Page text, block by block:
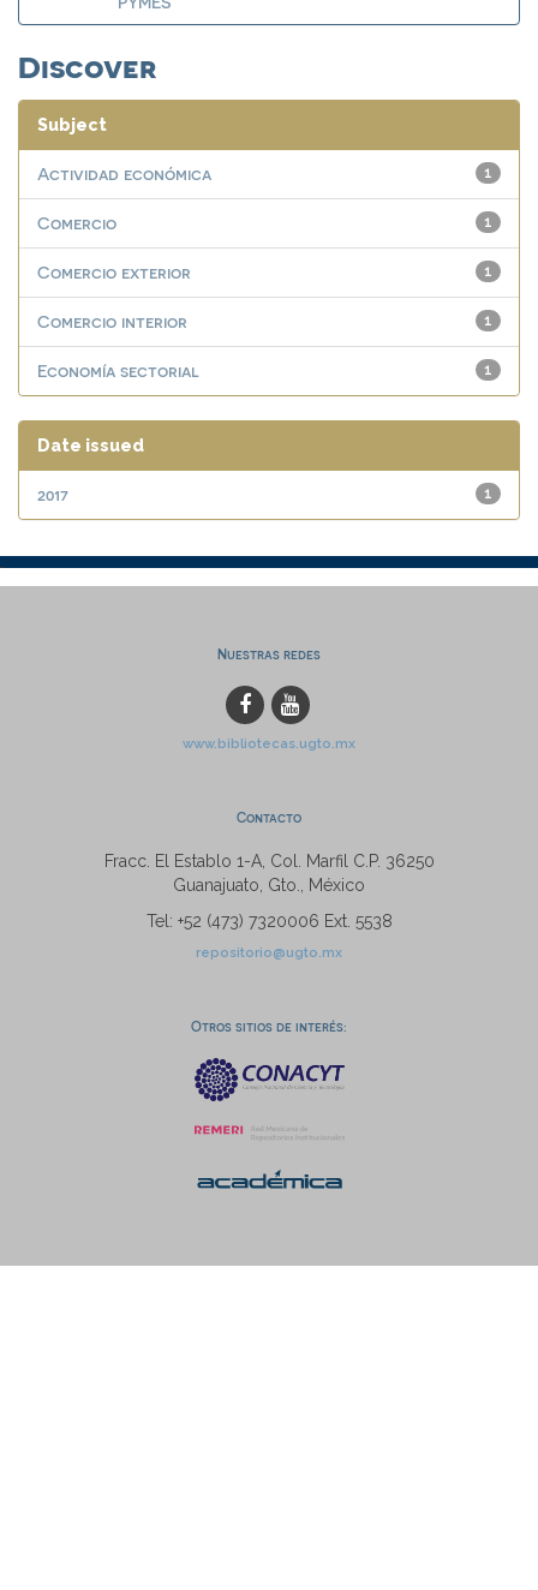
Discover
Subject
1
Actividad económica
1
Comercio
1
Comercio exterior
1
Comercio interior
1
Economía sectorial
Date issued
1
2017
Nuestras redes
www.bibliotecas.ugto.mx
Contacto
Fracc. El Establo 1-A, Col. Marfil C.P. 36250
Guanajuato, Gto., México
Tel: +52 (473) 7320006 Ext. 5538
repositorio@ugto.mx
Otros sitios de interés: